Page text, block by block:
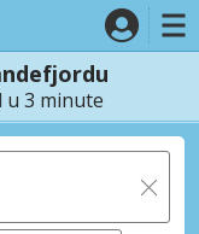
u 3 minute